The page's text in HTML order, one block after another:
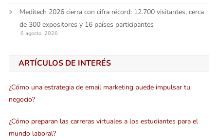
Meditech 2026 cierra con cifra récord: 12.700 visitantes, cerca
de 300 expositores y 16 países participantes
6 agosto, 2026
ARTÍCULOS DE INTERÉS
¿Cómo una estrategia de email marketing puede impulsar tu
negocio?
¿Cómo preparan las carreras virtuales a los estudiantes para el
mundo laboral?